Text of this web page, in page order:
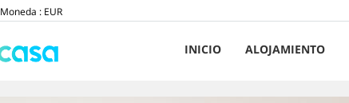
Moneda : EUR
INICIO ALOJAMIENTO